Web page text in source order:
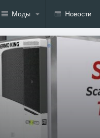
Моды Новости